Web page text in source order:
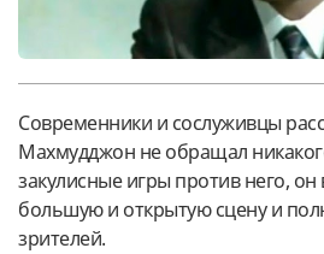
Современники и сослуживцы
Махмудджон не обращал
закулисные игры против него, он
большую и открытую сцену и
зрителей.